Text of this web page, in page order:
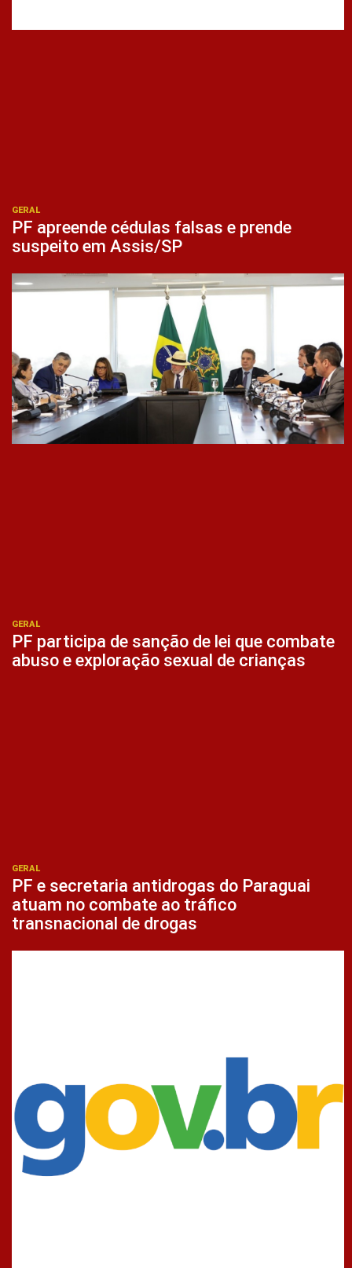
GERAL
PF apreende cédulas falsas e prende
suspeito em Assis/SP
GERAL
PF participa de sanção de lei que combate
abuso e exploração sexual de crianças
GERAL
PF e secretaria antidrogas do Paraguai
atuam no combate ao tráfico
transnacional de drogas